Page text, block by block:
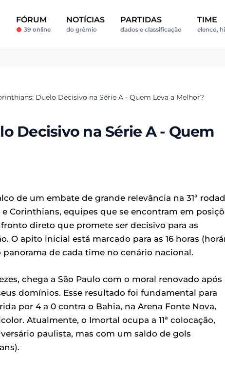
FÓRUM
39 online
NOTÍCIAS
do grêmio
PARTIDAS
dados e classificação
TIME
elenco,
Duelo Decisivo na Série A - Quem Leva a Melhor?
Decisivo na Série A - Quem
de um embate de grande relevância na 31ª
e Corinthians, equipes que se encontram em
direto que promete ser decisivo para as
O apito inicial está marcado para as 16 horas
de cada time no cenário nacional.
chega a São Paulo com o moral renovado após
domínios. Esse resultado foi fundamental para
por 4 a 0 contra o Bahia, na Arena Fonte Nova,
Atualmente, o Imortal ocupa a 11ª colocação,
paulista, mas com um saldo de gols